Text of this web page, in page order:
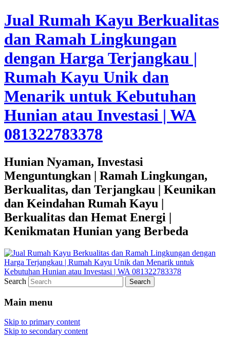
Jual Rumah Kayu Berkualitas
dan Ramah Lingkungan
dengan Harga Terjangkau |
Rumah Kayu Unik dan
Menarik untuk Kebutuhan
Hunian atau Investasi | WA
081322783378
Hunian Nyaman, Investasi
Menguntungkan | Ramah Lingkungan,
Berkualitas, dan Terjangkau | Keunikan
dan Keindahan Rumah Kayu |
Berkualitas dan Hemat Energi |
Kenikmatan Hunian yang Berbeda
Search
Main menu
Skip to primary content
Skip to secondary content